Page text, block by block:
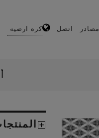
مصادر اتصل كره ارضيه
المنتجات